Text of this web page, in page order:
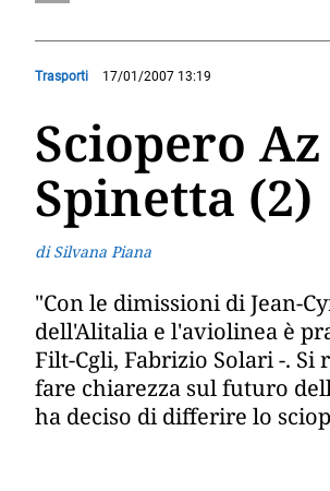
Trasporti 17/01/2007 13:19
Sciopero
Spinetta (2)
di Silvana Piana
"Con le dimissioni di Jean-
dell'Alitalia e l'aviolinea è
Filt-Cgli, Fabrizio Solari -.
fare chiarezza sul futuro
ha deciso di differire lo